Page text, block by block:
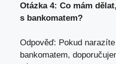
Otázka 4: Co mám
s ‍bankomatem?
Odpověď: Pokud
bankomatem,